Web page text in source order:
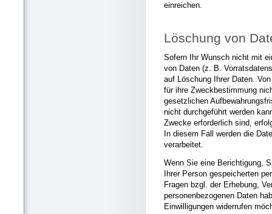
einreichen.
Löschung von
Sofern Ihr Wunsch nicht mit
von Daten (z. B.
auf Löschung Ihrer Daten.
für ihre Zweckbestimmung
gesetzlichen
nicht durchgeführt werden
Zwecke erforderlich sind,
In diesem Fall werden die
verarbeitet.
Wenn Sie eine Berichtigung,
Ihrer Person gespeicherten
Fragen bzgl. der Erhebung,
personenbezogenen Daten
Einwilligungen widerrufen